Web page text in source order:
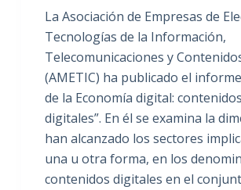
La Asociación de Empresas de
Tecnologías de la Información,
Telecomunicaciones y
(AMETIC) ha publicado el
de la Economía digital:
digitales”. En él se examina la
han alcanzado los sectores
una u otra forma, en los
contenidos digitales en el